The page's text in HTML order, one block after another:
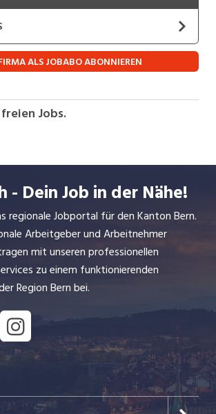
Energie intelligenter.
ressourcenschonenden Nutzung
im Markt. Wenn es
in Gebäuden und Arealen geht,
zudem einen unschlagbaren
bieten sämtliche Leistungen aus
einem schweizweiten
wir dabei immer nah bei unseren
vor über fünf Jahrzehnten ist
gewachsen, hat sich
das Wirkungsgebiet ausgedehnt.
besteht das Unternehmen in
der NeoVac AG und der NeoVac
ALS JOBABO ABONNIEREN
Jobs.
- Dein Job in der Nähe!
regionale Jobportal für den Kanton Bern.
Arbeitgeber und Arbeitnehmer
mit unseren professionellen
zu einem funktionierenden
Region Bern bei.